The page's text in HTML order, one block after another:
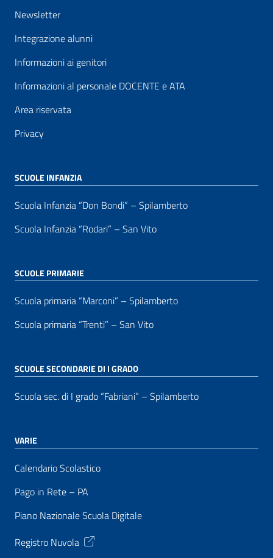
Newsletter
Integrazione alunni
Informazioni ai genitori
Informazioni al personale DOCENTE e ATA
Area riservata
Privacy
SCUOLE INFANZIA
Scuola Infanzia “Don Bondi” – Spilamberto
Scuola Infanzia “Rodari” – San Vito
SCUOLE PRIMARIE
Scuola primaria “Marconi” – Spilamberto
Scuola primaria “Trenti” – San Vito
SCUOLE SECONDARIE DI I GRADO
Scuola sec. di I grado “Fabriani” – Spilamberto
VARIE
Calendario Scolastico
Pago in Rete – PA
Piano Nazionale Scuola Digitale
Registro Nuvola